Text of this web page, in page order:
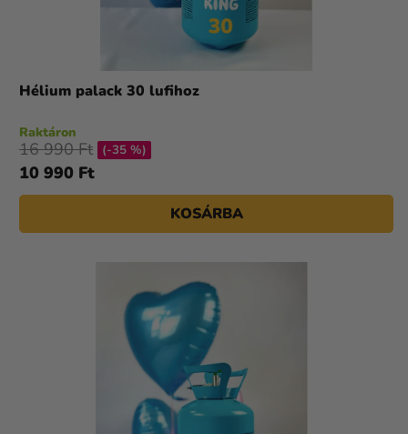
Hélium palack 30 lufihoz
Raktáron
10 990 Ft
16 990 Ft (-35 %)
KOSÁRBA